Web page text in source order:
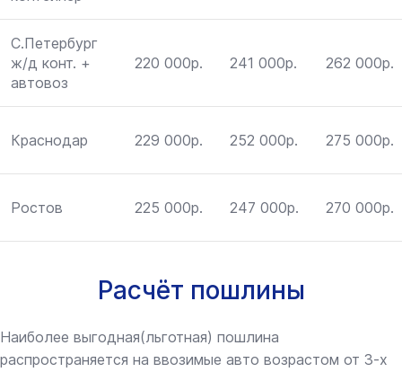
С.Петербург
ж/д конт. +
автовоз
220 000р. 241 000р. 262 000р.
Краснодар 229 000р. 252 000р. 275 000р.
Ростов 225 000р. 247 000р. 270 000р.
Расчёт пошлины
Наиболее выгодная(льготная) пошлина
распространяется на ввозимые авто возрастом от 3-х